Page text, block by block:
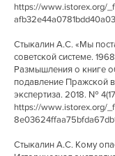
https://www.istorex.org/
Стыкалин А.С. «Мы
советской системе.
Размышления о книге
подавление Пражской
экспертиза. 2018. №
https://www.istorex.org/
Стыкалин А.С. Кому